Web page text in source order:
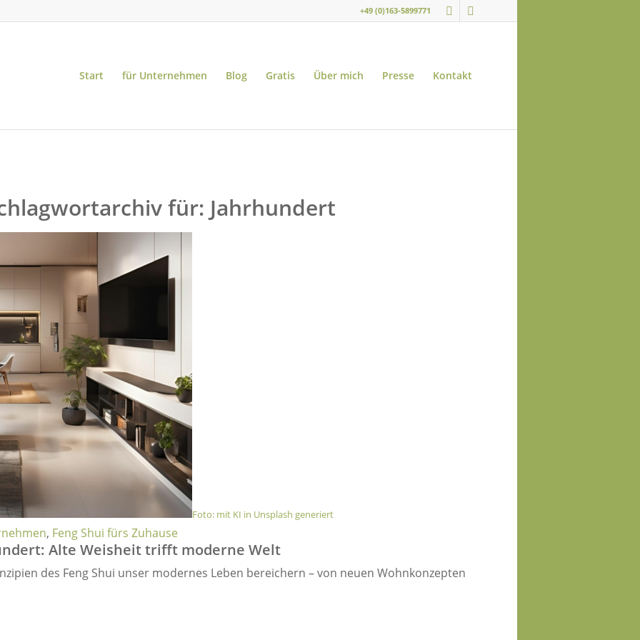
+49 (0)163-5899771
Start für Unternehmen Blog Gratis Über mich Presse Kontakt
für: Jahrhundert
Foto: mit KI in Unsplash generiert
, Feng Shui fürs Zuhause
Alte Weisheit trifft moderne Welt
des Feng Shui unser modernes Leben bereichern – von neuen Wohnkonzepten